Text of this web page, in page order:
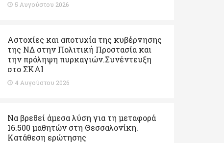
5 Αυγούστου 2026
Αστοχίες και αποτυχία της κυβέρνησης
της ΝΔ στην Πολιτική Προστασία και
την πρόληψη πυρκαγιών.Συνέντευξη
στο ΣΚΑΙ
4 Αυγούστου 2026
Να βρεθεί άμεσα λύση για τη μεταφορά
16.500 μαθητών στη Θεσσαλονίκη.
Κατάθεση ερώτησης